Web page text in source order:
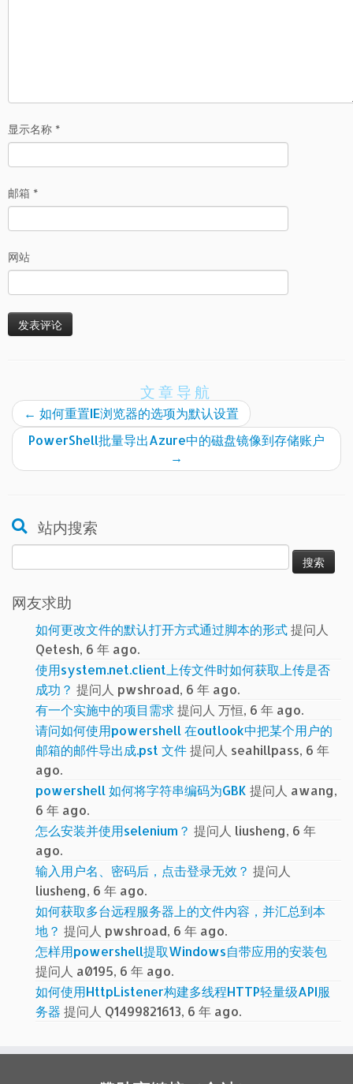
显示名称 *
邮箱 *
网站
文章导航
← 如何重置IE浏览器的选项为默认设置
PowerShell批量导出Azure中的磁盘镜像到存储账户
→
站内搜索
索：
网友求助
如何更改文件的默认打开方式通过脚本的形式提问人
Qetesh, 6 年 ago.
使用system.net.client上传文件时如何获取上传是否
成功？ 提问人 pwshroad, 6 年 ago.
有一个实施中的项目需求提问人 万恒, 6 年 ago.
请问如何使用powershell 在outlook中把某个用户的
邮箱的邮件导出成.pst 文件提问人 seahillpass, 6 年
ago.
powershell 如何将字符串编码为GBK 提问人 awang,
6 年 ago.
怎么安装并使用selenium？ 提问人 liusheng, 6 年
ago.
输入用户名、密码后，点击登录无效？ 提问人
liusheng, 6 年 ago.
如何获取多台远程服务器上的文件内容，并汇总到本
地？ 提问人 pwshroad, 6 年 ago.
怎样用powershell提取Windows自带应用的安装包
提问人 a0195, 6 年 ago.
如何使用HttpListener构建多线程HTTP轻量级API服
务器 提问人 Q1499821613, 6 年 ago.